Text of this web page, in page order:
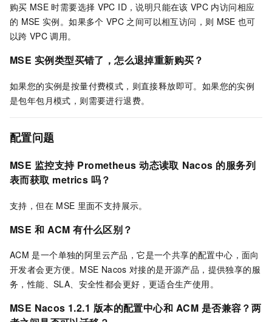
购买 MSE 时需要选择 VPC ID，说明只能在该 VPC 内访问相应
的 MSE 实例。如果多个 VPC 之间可以相互访问，则 MSE 也可
以跨 VPC 调用。
MSE 实例类型买错了，怎么退掉重新购买？
如果您的实例是按量付费模式，则直接释放即可。如果您的实例
是包年包月模式，则需要进行退费。
配置问题
MSE 监控支持 Prometheus 动态读取 Nacos 的服务列
表而获取 metrics 吗？
支持，但在 MSE 里面不支持展示。
MSE 和 ACM 有什么区别？
ACM 是一个单独的阿里云产品，它是一个共享的配置中心，面向
开发者会更方便。MSE Nacos 对接的是开源产品，提供独享的服
务，性能、SLA、安全性都会更好，更适合生产使用。
MSE Nacos 1.2.1 版本的配置中心和 ACM 是否兼容？两